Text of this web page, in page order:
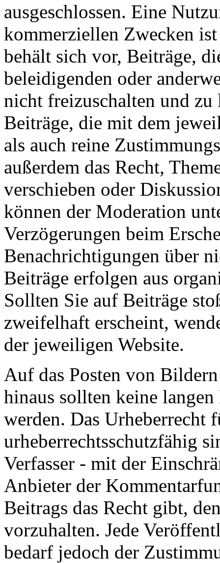
ausgeschlossen. Eine
kommerziellen Zwecken
behält sich vor, Beiträge,
beleidigenden oder
nicht freizuschalten und zu
Beiträge, die mit dem
als auch reine
außerdem das Recht,
verschieben oder
können der Moderation
Verzögerungen beim
Benachrichtigungen über
Beiträge erfolgen aus
Sollten Sie auf Beiträge
zweifelhaft erscheint,
der jeweiligen Website.
Auf das Posten von
hinaus sollten keine
werden. Das Urheberrecht
urheberrechtsschutzfähig
Verfasser - mit der
Anbieter der
Beitrags das Recht gibt,
vorzuhalten. Jede
bedarf jedoch der